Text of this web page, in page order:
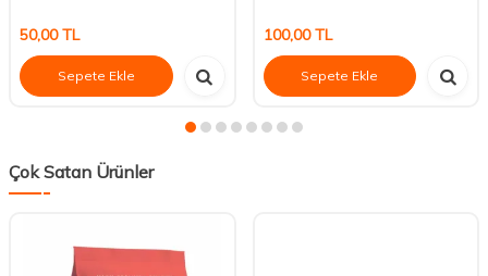
50,00TL
Sepete Ekle
100,00TL
Sepete Ekle
Çok Satan Ürünler